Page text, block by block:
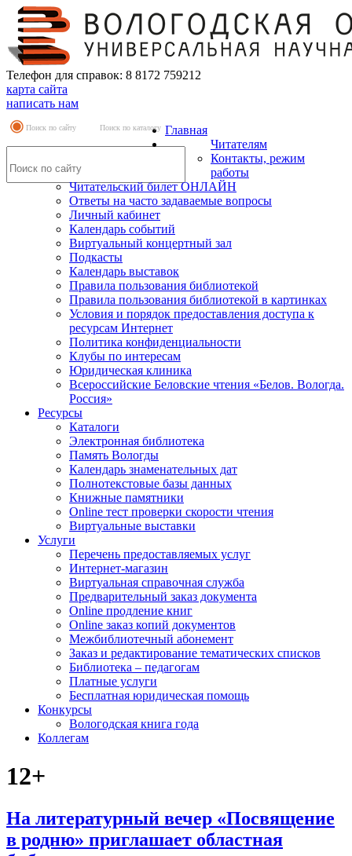
Телефон для справок: 8 8172 759212
карта сайта
написать нам
Поиск по сайту Поиск по каталогу Главная
Читателям
Контакты, режим
работы
Читательский билет ОНЛАЙН
Ответы на часто задаваемые вопросы
Личный кабинет
Календарь событий
Виртуальный концертный зал
Подкасты
Календарь выставок
Правила пользования библиотекой
Правила пользования библиотекой в картинках
Условия и порядок предоставления доступа к
ресурсам Интернет
Политика конфиденциальности
Клубы по интересам
Юридическая клиника
Всероссийские Беловские чтения «Белов. Вологда.
Россия»
Ресурсы
Каталоги
Электронная библиотека
Память Вологды
Календарь знаменательных дат
Полнотекстовые базы данных
Книжные памятники
Online тест проверки скорости чтения
Виртуальные выставки
Услуги
Перечень предоставляемых услуг
Интернет-магазин
Виртуальная справочная служба
Предварительный заказ документа
Online продление книг
Online заказ копий документов
Межбиблиотечный абонемент
Заказ и редактирование тематических списков
Библиотека – педагогам
Платные услуги
Бесплатная юридическая помощь
Конкурсы
Вологодская книга года
Коллегам
12+
На литературный вечер «Посвящение
в родню» приглашает областная